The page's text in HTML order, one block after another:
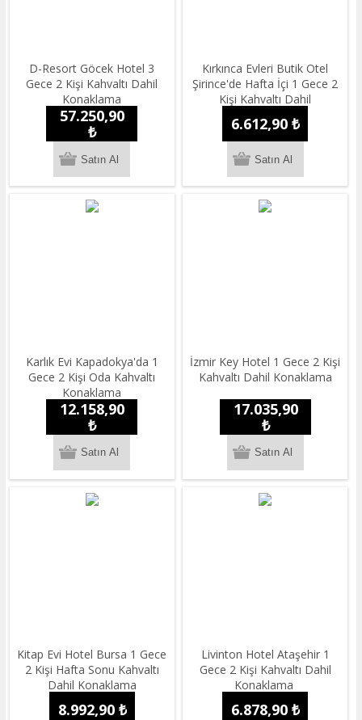
D-Resort Göcek Hotel 3
Gece 2 Kişi Kahvaltı Dahil
Konaklama
57.250,90
₺
Kırkınca Evleri Butik Otel
Şirince'de Hafta İçi 1 Gece 2
Kişi Kahvaltı Dahil
Konaklama
6.612,90 ₺
Karlık Evi Kapadokya'da 1
Gece 2 Kişi Oda Kahvaltı
Konaklama
12.158,90
₺
İzmir Key Hotel 1 Gece 2 Kişi
Kahvaltı Dahil Konaklama
17.035,90
₺
Kitap Evi Hotel Bursa 1 Gece
2 Kişi Hafta Sonu Kahvaltı
Dahil Konaklama
8.992,90 ₺
Livinton Hotel Ataşehir 1
Gece 2 Kişi Kahvaltı Dahil
Konaklama
6.878,90 ₺